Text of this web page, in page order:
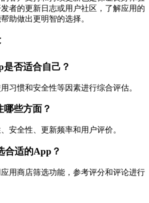
者的更新日志或用户社区，了解应用的
助做出更明智的选择。
否适合自己？
习惯和安全性等因素进行综合评估。
些方面？
安全性、更新频率和用户评价。
合适的App？
用商店筛选功能，参考评分和评论进行